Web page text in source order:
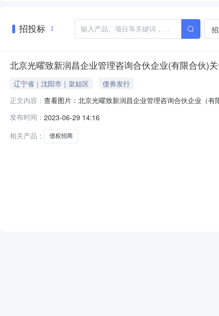
招投标 1
北京光曜致新润昌企业管理咨询合伙企业(有限合伙)
辽宁省｜沈阳市｜皇姑区
债券发行
正文内容： 查看图片：北京光曜致新润昌企业管理咨询合伙企业（
带责任担保。?资产信息仅供参考，我司不对其承担任何
知义
发布时间： 2023-06-29 14:16
相关产品：
债权招商